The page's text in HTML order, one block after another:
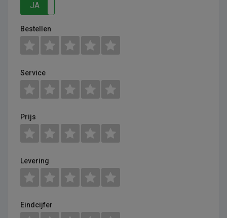
JA
Bestellen
Service
Prijs
Levering
Eindcijfer